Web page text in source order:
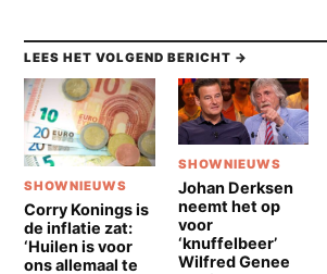
LEES HET VOLGEND BERICHT →
SHOWNIEUWS
Corry Konings is
de inflatie zat:
‘Huilen is voor
ons allemaal te
SHOWNIEUWS
Johan Derksen
neemt het op
voor
‘knuffelbeer’
Wilfred Genee